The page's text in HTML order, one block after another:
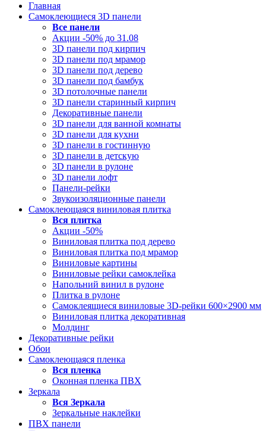
Главная
Самоклеющиеся 3D панели
Все панели
Акции -50% до 31.08
3D панели под кирпич
3D панели под мрамор
3D панели под дерево
3D панели под бамбук
3D потолочные панели
3D панели старинный кирпич
Декоративные панели
3D панели для ванной комнаты
3D панели для кухни
3D панели в гостинную
3D панели в детскую
3D панели в рулоне
3D панели лофт
Панели-рейки
Звукоизоляционные панели
Самоклеющаяся виниловая плитка
Вся плитка
Акции -50%
Виниловая плитка под дерево
Виниловая плитка под мрамор
Виниловые картины
Виниловые рейки самоклейка
Напольний винил в рулоне
Плитка в рулоне
Самоклеящиеся виниловые 3D‑рейки 600×2900 мм
Виниловая плитка декоративная
Молдинг
Декоративные рейки
Обои
Самоклеющаяся пленка
Вся пленка
Оконная пленка ПВХ
Зеркала
Вся Зеркала
Зеркальные наклейки
ПВХ панели